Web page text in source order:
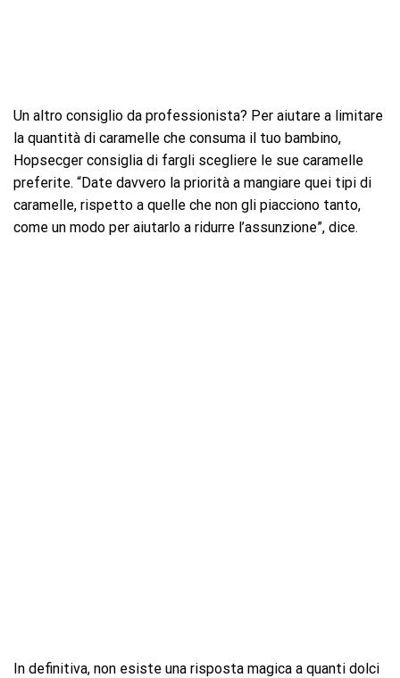
Un altro consiglio da professionista? Per aiutare a limitare
la quantità di caramelle che consuma il tuo bambino,
Hopsecger consiglia di fargli scegliere le sue caramelle
preferite. “Date davvero la priorità a mangiare quei tipi di
caramelle, rispetto a quelle che non gli piacciono tanto,
come un modo per aiutarlo a ridurre l’assunzione”, dice.
In definitiva, non esiste una risposta magica a quanti dolci